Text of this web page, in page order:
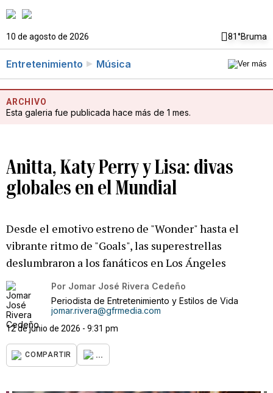
10 de agosto de 2026 81°Bruma
Entretenimiento Música
ARCHIVO
Esta galeria fue publicada hace más de 1 mes.
Anitta, Katy Perry y Lisa: divas
globales en el Mundial
Desde el emotivo estreno de "Wonder" hasta el
vibrante ritmo de "Goals", las superestrellas
deslumbraron a los fanáticos en Los Ángeles
Por Jomar José Rivera Cedeño
Periodista de Entretenimiento y Estilos de Vida
jomar.rivera@gfrmedia.com
12 de junio de 2026 - 9:31 pm
COMPARTIR ...